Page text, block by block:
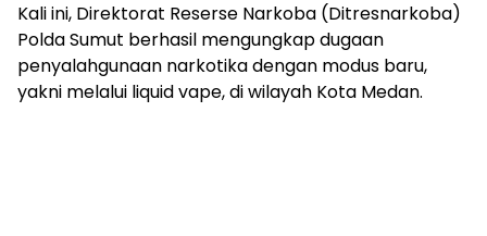
Kali ini, Direktorat Reserse Narkoba (Ditresnarkoba)
Polda Sumut berhasil mengungkap dugaan
penyalahgunaan narkotika dengan modus baru,
yakni melalui liquid vape, di wilayah Kota Medan.